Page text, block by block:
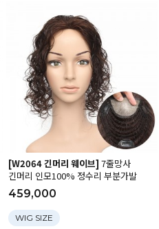
[W2064 긴머리 웨이브] 7줄망사
긴머리 인모100% 정수리 부분가발
459,000
WIG SIZE